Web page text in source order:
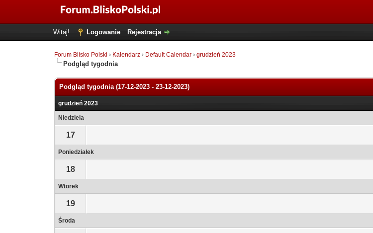
Witaj! Logowanie Rejestracja
Forum Blisko Polski › Kalendarz › Default Calendar ›grudzień 2023
Podgląd tygodnia
Podgląd tygodnia (17-12-2023 - 23-12-2023)
grudzień 2023
Niedziela
17
Poniedziałek
18
Wtorek
19
Środa